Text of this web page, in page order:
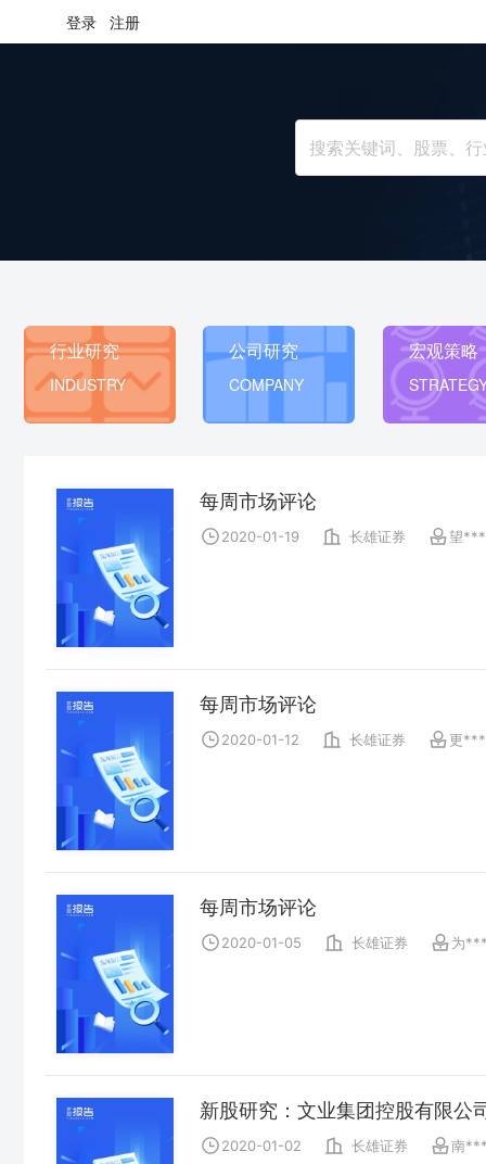
登录 注册
行业研究
INDUSTRY
公司研究
COMPANY
宏观策略
每周市场评论
2020-01-19 长雄证券 望***
每周市场评论
2020-01-12 长雄证券 更***
每周市场评论
2020-01-05 长雄证券 为***
新股研究：文业集团控股有限公
2020-01-02 长雄证券 南***